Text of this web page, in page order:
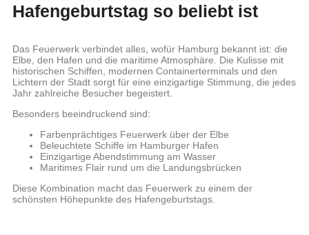
Hafengeburtstag so beliebt ist
Das Feuerwerk verbindet alles, wofür Hamburg bekannt ist: die
Elbe, den Hafen und die maritime Atmosphäre. Die Kulisse mit
historischen Schiffen, modernen Containerterminals und den
Lichtern der Stadt sorgt für eine einzigartige Stimmung, die jedes
Jahr zahlreiche Besucher begeistert.
Besonders beeindruckend sind:
Farbenprächtiges Feuerwerk über der Elbe
Beleuchtete Schiffe im Hamburger Hafen
Einzigartige Abendstimmung am Wasser
Maritimes Flair rund um die Landungsbrücken
Diese Kombination macht das Feuerwerk zu einem der
schönsten Höhepunkte des Hafengeburtstags.